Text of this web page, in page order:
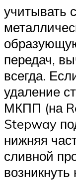
учитывать
передач,
всегда.
удаление
МКПП (на
Stepway
нижняя
сливной